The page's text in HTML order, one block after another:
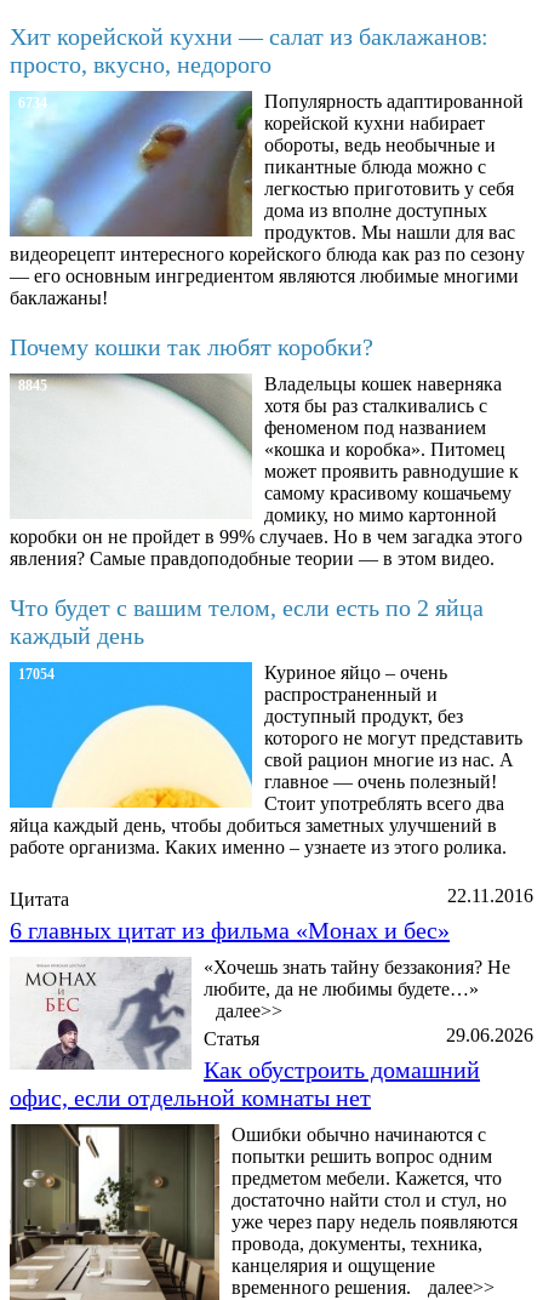
Хит корейской кухни — салат из баклажанов:
просто, вкусно, недорого
6734
Популярность адаптированной
корейской кухни набирает
обороты, ведь необычные и
пикантные блюда можно с
легкостью приготовить у себя
дома из вполне доступных
продуктов. Мы нашли для вас
видеорецепт интересного корейского блюда как раз по сезону
— его основным ингредиентом являются любимые многими
баклажаны!
Почему кошки так любят коробки?
8845
Владельцы кошек наверняка
хотя бы раз сталкивались с
феноменом под названием
«кошка и коробка». Питомец
может проявить равнодушие к
самому красивому кошачьему
домику, но мимо картонной
коробки он не пройдет в 99% случаев. Но в чем загадка этого
явления? Самые правдоподобные теории — в этом видео.
Что будет с вашим телом, если есть по 2 яйца
каждый день
17054
Куриное яйцо – очень
распространенный и
доступный продукт, без
которого не могут представить
свой рацион многие из нас. А
главное — очень полезный!
Стоит употреблять всего два
яйца каждый день, чтобы добиться заметных улучшений в
работе организма. Каких именно – узнаете из этого ролика.
22.11.2016
Цитата
6 главных цитат из фильма «Монах и бес»
«Хочешь знать тайну беззакония? Не
любите, да не любимы будете…»
далее>>
29.06.2026
Статья
Как обустроить домашний
офис, если отдельной комнаты нет
Ошибки обычно начинаются с
попытки решить вопрос одним
предметом мебели. Кажется, что
достаточно найти стол и стул, но
уже через пару недель появляются
провода, документы, техника,
канцелярия и ощущение
временного решения.
далее>>